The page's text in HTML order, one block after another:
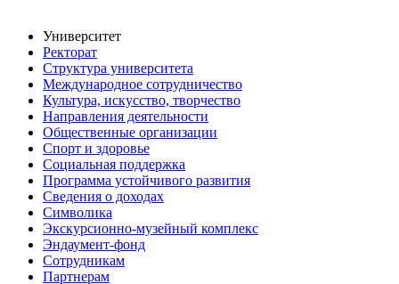
Университет
Ректорат
Структура университета
Международное сотрудничество
Культура, искусство, творчество
Направления деятельности
Общественные организации
Спорт и здоровье
Социальная поддержка
Программа устойчивого развития
Сведения о доходах
Символика
Экскурсионно-музейный комплекс
Эндаумент-фонд
Сотрудникам
Партнерам